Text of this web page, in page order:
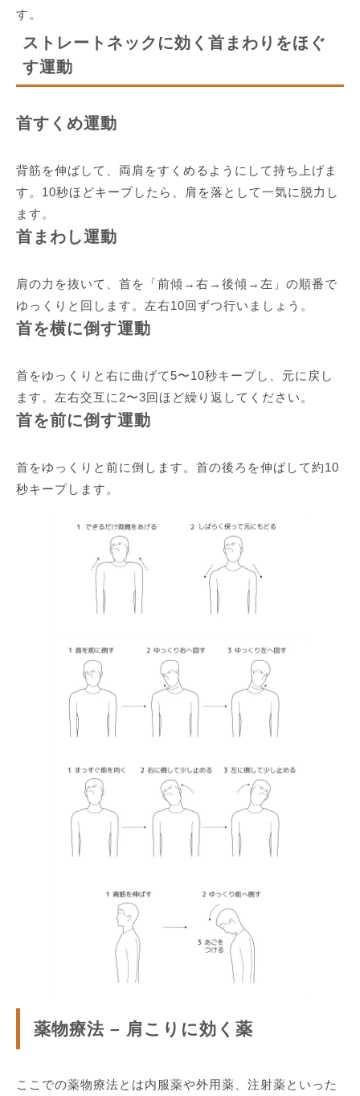
す。
ストレートネックに効く首まわりをほぐ
す運動
首すくめ運動
背筋を伸ばして、両肩をすくめるようにして持ち上げま
す。10秒ほどキープしたら、肩を落として一気に脱力し
ます。
首まわし運動
肩の力を抜いて、首を「前傾→右→後傾→左」の順番で
ゆっくりと回します。左右10回ずつ行いましょう。
首を横に倒す運動
首をゆっくりと右に曲げて5〜10秒キープし、元に戻し
ます。左右交互に2〜3回ほど繰り返してください。
首を前に倒す運動
首をゆっくりと前に倒します。首の後ろを伸ばして約10
秒キープします。
薬物療法 – 肩こりに効く薬
ここでの薬物療法とは内服薬や外用薬、注射薬といった